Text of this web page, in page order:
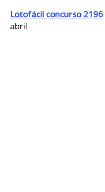
Lotofácil concurso 2196
abril